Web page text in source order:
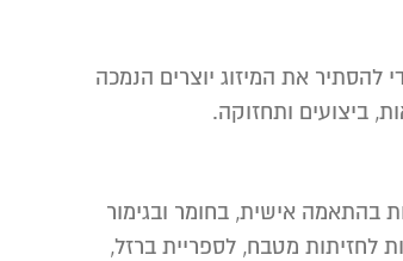
את המיזוג יוצרים הנמכה
ביצועים ותחזוקה.
בהתאמה אישית, בחומר ובגימור
לחזיתות מטבח, לספריית ברזל,